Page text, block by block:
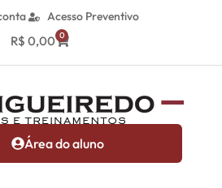
Acesso Preventivo
R$ 0,00 0
Área do aluno